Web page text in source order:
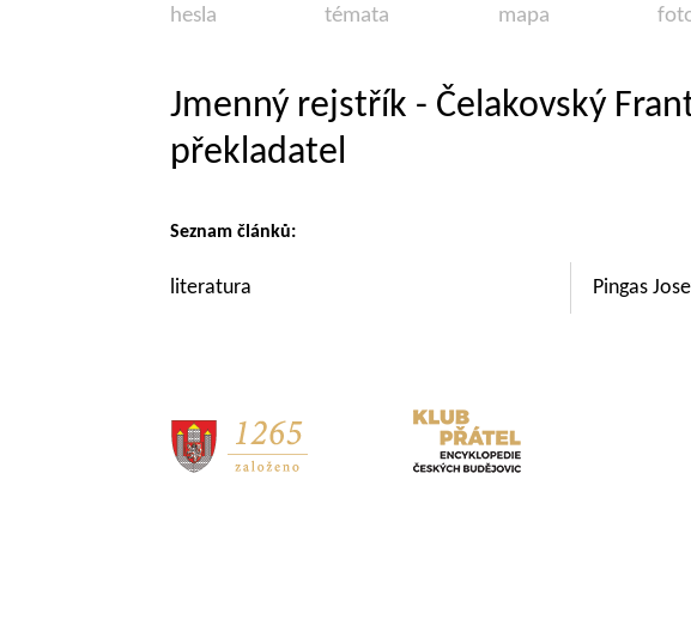
hesla témata mapa
Jmenný rejstřík - Čelakovský
překladatel
Seznam článků:
literatura Pingas